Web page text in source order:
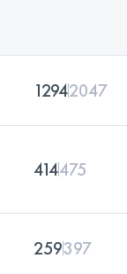
12942047
414475
259397